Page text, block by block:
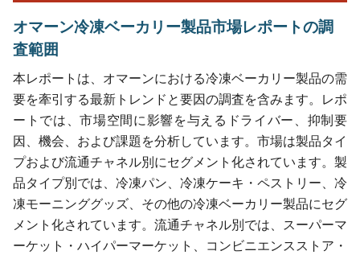
オマーン冷凍ベーカリー製品市場レポートの調
査範囲
本レポートは、オマーンにおける冷凍ベーカリー製品の需
要を牽引する最新トレンドと要因の調査を含みます。レポ
ートでは、市場空間に影響を与えるドライバー、抑制要
因、機会、および課題を分析しています。市場は製品タイ
プおよび流通チャネル別にセグメント化されています。製
品タイプ別では、冷凍パン、冷凍ケーキ・ペストリー、冷
凍モーニンググッズ、その他の冷凍ベーカリー製品にセグ
メント化されています。流通チャネル別では、スーパーマ
ーケット・ハイパーマーケット、コンビニエンスストア・